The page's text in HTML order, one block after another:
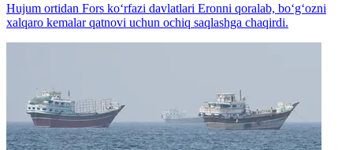
Hujum ortidan Fors ko‘rfazi davlatlari Eronni qoralab, bo‘g‘ozni
xalqaro kemalar qatnovi uchun ochiq saqlashga chaqirdi.